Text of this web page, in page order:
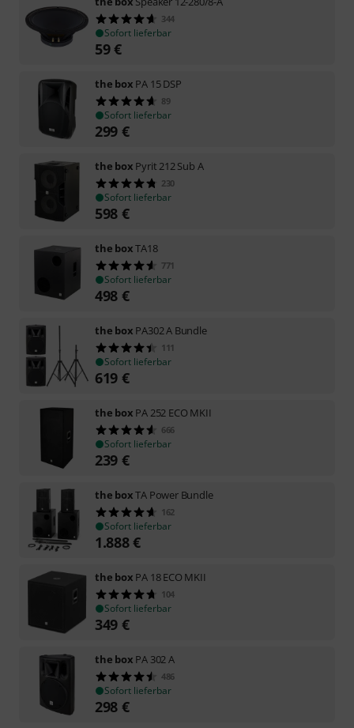
344
Sofort lieferbar
59€
the box PA 15 DSP
89
Sofort lieferbar
299 €
the box Pyrit 212 Sub A
230
Sofort lieferbar
598 €
the boxTA18
771
Sofort lieferbar
498 €
the box PA302 A Bundle
111
Sofort lieferbar
619 €
the box PA 252 ECO MKII
666
Sofort lieferbar
239 €
the boxTA Power Bundle
162
Sofort lieferbar
1.888€
the box PA 18 ECO MKII
104
Sofort lieferbar
349 €
the box PA 302 A
486
Sofort lieferbar
298 €